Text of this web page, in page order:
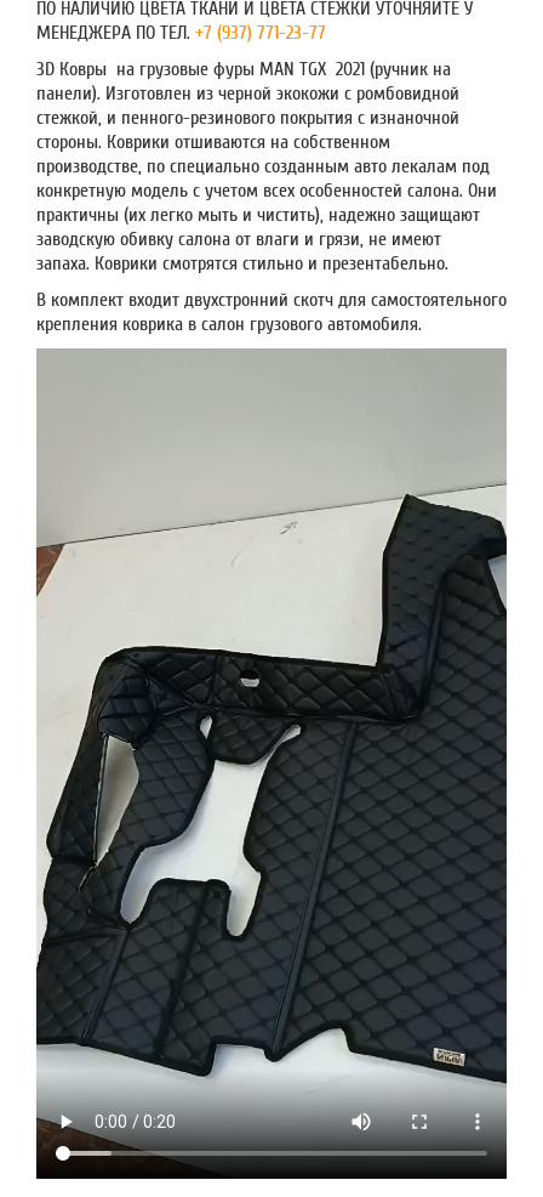
ПО НАЛИЧИЮ ЦВЕТА ТКАНИ И ЦВЕТА СТЕЖКИ УТОЧНЯЙТЕ У
МЕНЕДЖЕРА ПО ТЕЛ. +7 (937) 771-23-77
3D Ковры на грузовые фуры MAN TGX 2021 (ручник на
панели). Изготовлен из черной экокожи с ромбовидной
стежкой, и пенного-резинового покрытия с изнаночной
стороны. Коврики отшиваются на собственном
производстве, по специально созданным авто лекалам под
конкретную модель с учетом всех особенностей салона. Они
практичны (их легко мыть и чистить), надежно защищают
заводскую обивку салона от влаги и грязи, не имеют
запаха. Коврики смотрятся стильно и презентабельно.
В комплект входит двухстронний скотч для самостоятельного
крепления коврика в салон грузового автомобиля.